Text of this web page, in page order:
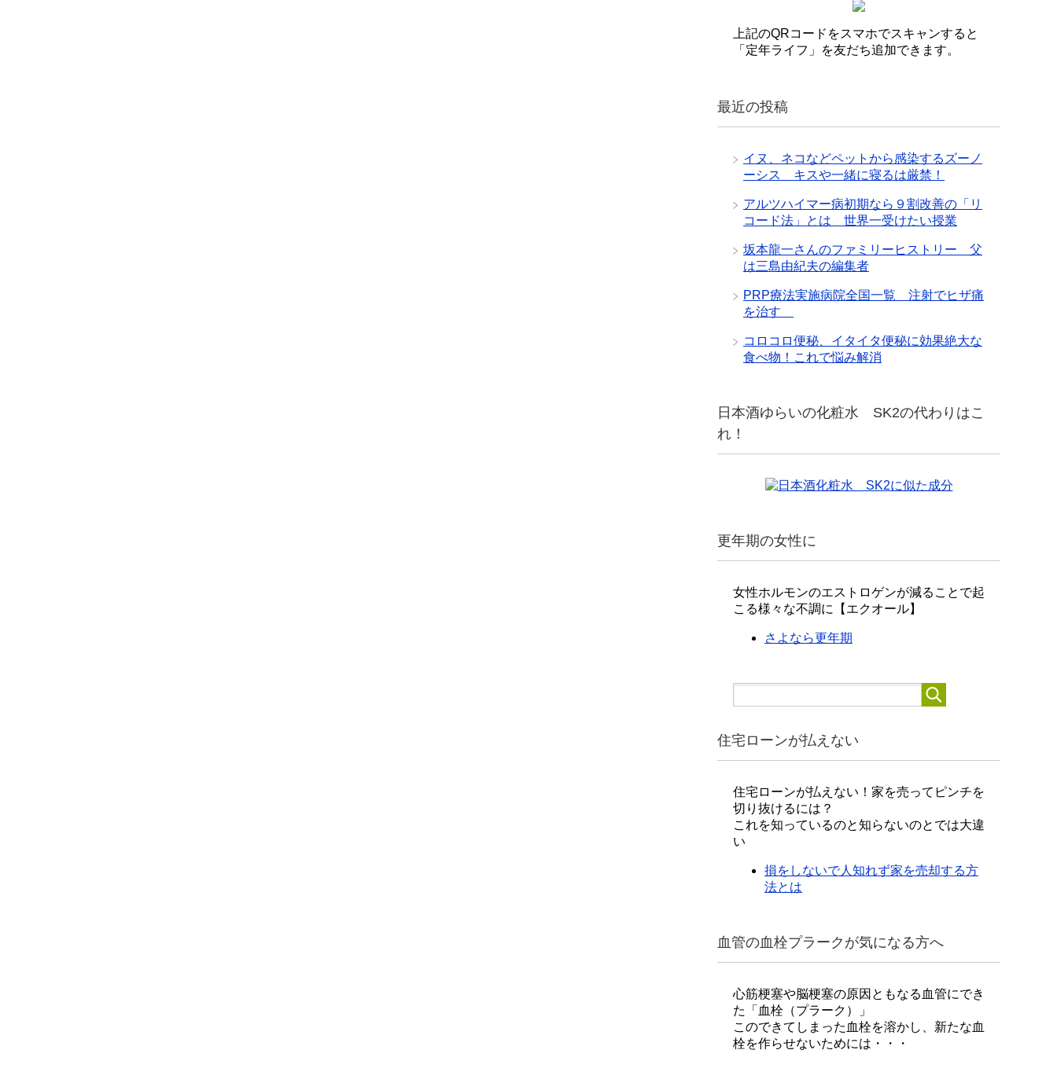
上記のQRコードをスマホでスキャンすると
「定年ライフ」を友だち追加できます。
最近の投稿
イヌ、ネコなどペットから感染するズーノ
ーシス キスや一緒に寝るは厳禁！
アルツハイマー病初期なら９割改善の「リ
コード法」とは 世界一受けたい授業
坂本龍一さんのファミリーヒストリー 父
は三島由紀夫の編集者
PRP療法実施病院全国一覧 注射でヒザ痛
を治す
コロコロ便秘、イタイタ便秘に効果絶大な
食べ物！これで悩み解消
日本酒ゆらいの化粧水 SK2の代わりはこ
れ！
更年期の女性に
女性ホルモンのエストロゲンが減ることで起
こる様々な不調に【エクオール】
さよなら更年期
住宅ローンが払えない
住宅ローンが払えない！家を売ってピンチを
切り抜けるには？
これを知っているのと知らないのとでは大違
い
損をしないで人知れず家を売却する方
法とは
血管の血栓プラークが気になる方へ
心筋梗塞や脳梗塞の原因ともなる血管にでき
た「血栓（プラーク）」
このできてしまった血栓を溶かし、新たな血
栓を作らせないためには・・・